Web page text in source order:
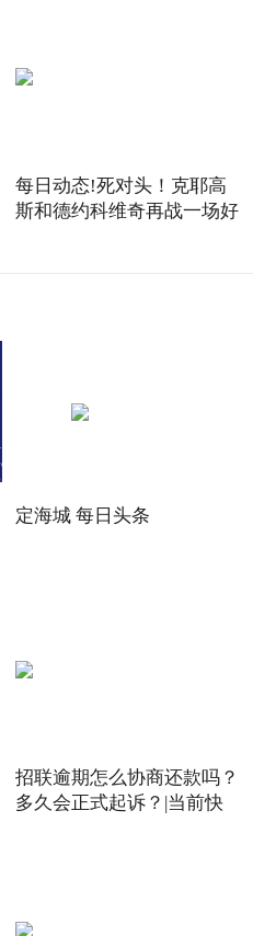
每日动态!死对头！克耶高
斯和德约科维奇再战一场好
定海城 每日头条
招联逾期怎么协商还款吗？
多久会正式起诉？|当前快